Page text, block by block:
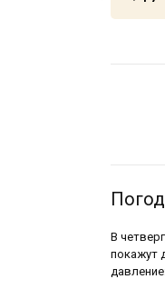
В
покажут